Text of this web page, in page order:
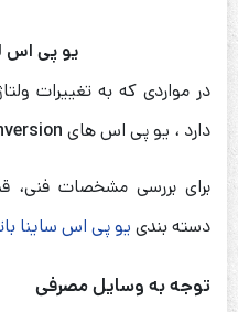
یو پی اس
در مواردی که به تغییرات
دارد ، یو پی اس های
برای بررسی مشخصات
دسته بندی یو پی اس ساینا
توجه به وسایل مصرفی